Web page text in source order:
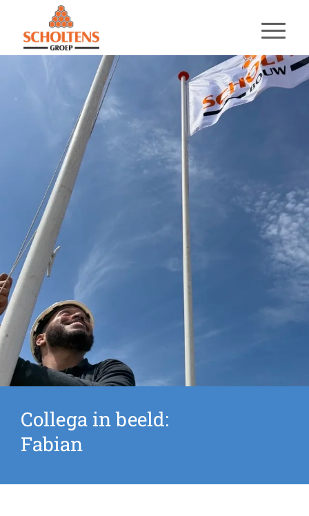
Collega in beeld:
Fabian